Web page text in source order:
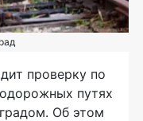
проверку по
путях
Об этом